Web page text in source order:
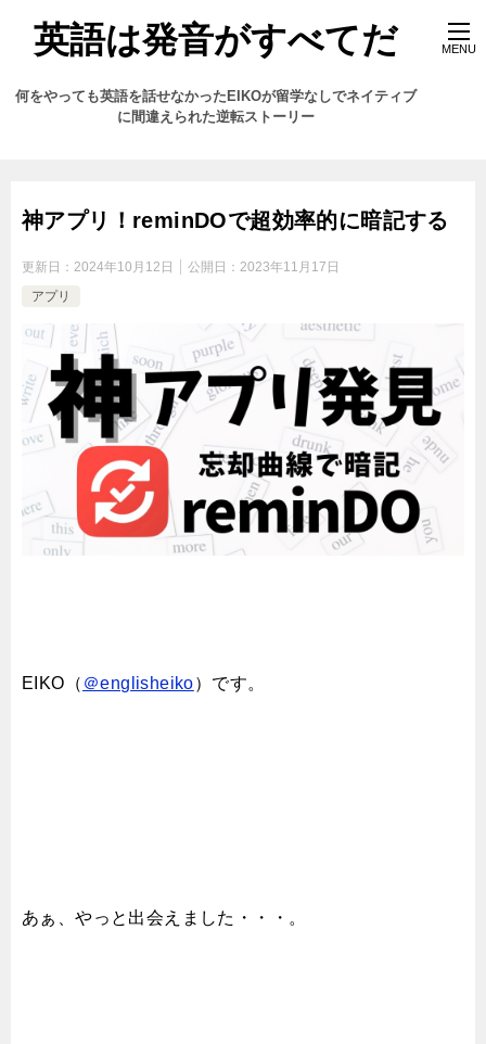
英語は発音がすべてだ
何をやっても英語を話せなかったEIKOが留学なしでネイティブ
に間違えられた逆転ストーリー
神アプリ！reminDOで超効率的に暗記する
更新日： 2024年10月12日 公開日： 2023年11月17日
アプリ
EIKO（ ＠englisheiko）です。
あぁ、やっと出会えました・・・。